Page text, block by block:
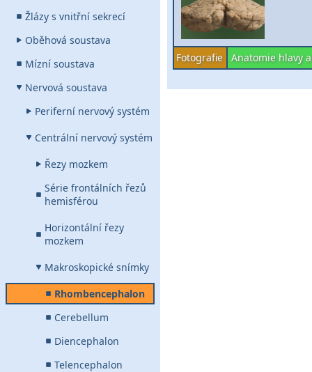
Žlázy s vnitřní sekrecí
Oběhová soustava
Mízní soustava
Nervová soustava
Periferní nervový systém
Centrální nervový systém
Řezy mozkem
Série frontálních řezů
hemisférou
Horizontální řezy
mozkem
Makroskopické snímky
Rhombencephalon
Cerebellum
Diencephalon
Telencephalon
Fotografie Anatomie hlavy